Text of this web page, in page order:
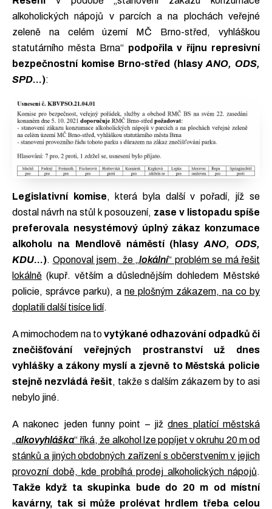
alkoholických nápojů v parcích a na plochách veřejné
zeleně na celém území MČ Brno-střed, vyhláškou
statutárního města Brna“ podpořila v říjnu represivní
bezpečnostní komise Brno-střed (hlasyANO, ODS,
SPD…):
Legislativní komise, která byla další v pořadí, jíž se
dostal návrh na stůl k posouzení, zase v listopadu spíše
preferovala nesystémový úplný zákaz konzumace
alkoholu na Mendlově náměstí (hlasyANO, ODS,
KDU…). Oponoval jsem, že „lokální“ problém se má řešit
lokálně (kupř. větším a důslednějším dohledem Městské
policie, správce parku), a ne plošným zákazem, na co by
doplatili další tisíce lidí.
A mimochodem na tovytýkané odhazování odpadků či
znečišťování veřejných prostranství už dnes
vyhlášky a zákony myslí a zjevně to Městská policie
stejně nezvládá řešit, takže s dalším zákazem by to asi
nebylo jiné.
A nakonec jeden funny point – jiždnes platící městská
„alkovyhláška“ říká, že alkohol lze popíjet v okruhu 20 m od
stánků a jiných obdobných zařízení s občerstvením v jejich
provozní době, kde probíhá prodej alkoholických nápojů.
Takže když ta skupinka bude do 20 m od místní
kavárny, tak si může prolévat hrdlem třeba celou